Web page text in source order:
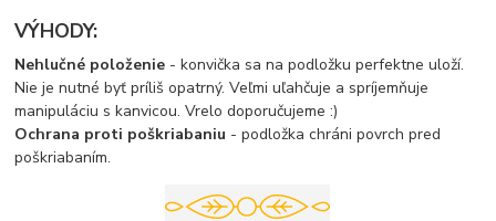
VÝHODY:
Nehlučné položenie - konvička sa na podložku perfektne uloží.
Nie je nutné byť príliš opatrný. Veľmi uľahčuje a spríjemňuje
manipuláciu s kanvicou. Vrelo doporučujeme :)
Ochrana proti poškriabaniu - podložka chráni povrch pred
poškriabaním.